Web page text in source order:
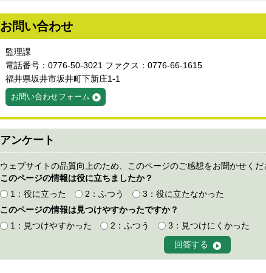
お問い合わせ
監理課
電話番号：0776-50-3021 ファクス：0776-66-1615
福井県坂井市坂井町下新庄1-1
お問い合わせフォーム
アンケート
ウェブサイトの品質向上のため、このページのご感想をお聞かせくだ
このページの情報は役に立ちましたか？
1：役に立った
2：ふつう
3：役に立たなかった
このページの情報は見つけやすかったですか？
1：見つけやすかった
2：ふつう 3：見つけにくかった